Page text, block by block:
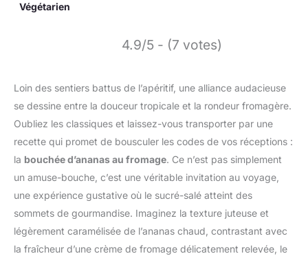
Végétarien
4.9/5 - (7 votes)
Loin des sentiers battus de l’apéritif, une alliance audacieuse
se dessine entre la douceur tropicale et la rondeur fromagère.
Oubliez les classiques et laissez-vous transporter par une
recette qui promet de bousculer les codes de vos réceptions :
la bouchée d’ananas au fromage. Ce n’est pas simplement
un amuse-bouche, c’est une véritable invitation au voyage,
une expérience gustative où le sucré-salé atteint des
sommets de gourmandise. Imaginez la texture juteuse et
légèrement caramélisée de l’ananas chaud, contrastant avec
la fraîcheur d’une crème de fromage délicatement relevée, le